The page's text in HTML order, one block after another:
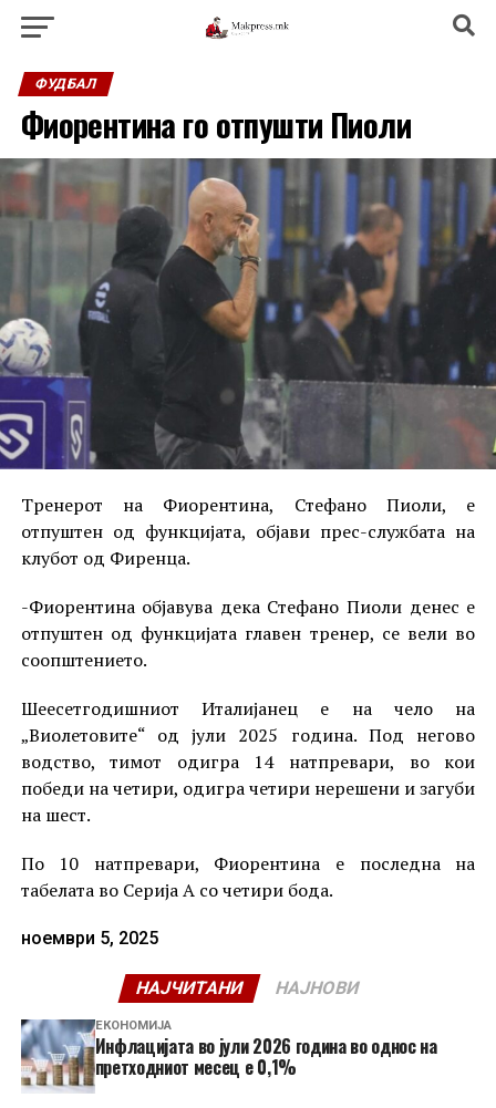
ФУДБАЛ
Фиорентина го отпушти Пиоли
Тренерот на Фиорентина, Стефано Пиоли, е
отпуштен од функцијата, објави прес-службата на
клубот од Фиренца.
-Фиорентина објавува дека Стефано Пиоли денес е
отпуштен од функцијата главен тренер, се вели во
соопштението.
Шеесетгодишниот Италијанец е на чело на
„Виолетовите“ од јули 2025 година. Под негово
водство, тимот одигра 14 натпревари, во кои
победи на четири, одигра четири нерешени и загуби
на шест.
По 10 натпревари, Фиорентина е последна на
табелата во Серија А со четири бода.
ноември 5, 2025
НАЈЧИТАНИ НАЈНОВИ
ЕКОНОМИЈА
Инфлацијата во јули 2026 година во однос на
претходниот месец е 0,1%